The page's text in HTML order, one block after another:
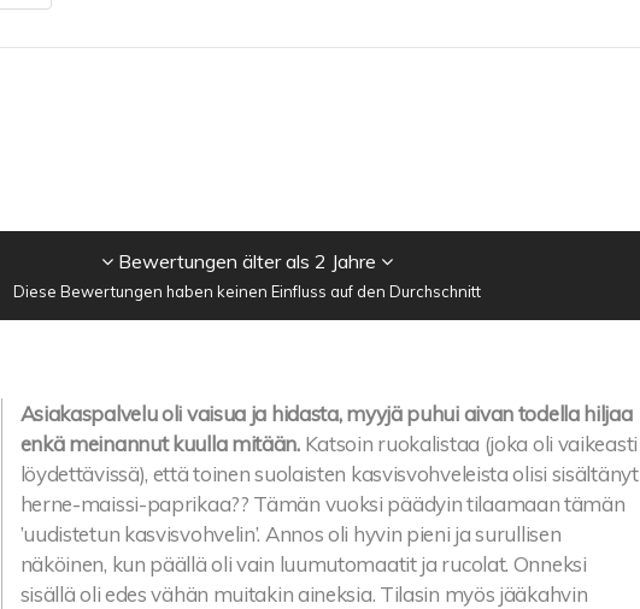
Bewertungen älter als 2 Jahre
Diese Bewertungen haben keinen Einfluss auf den Durchschnitt
Asiakaspalvelu oli vaisua ja hidasta, myyjä puhui aivan todella hiljaa
enkä meinannut kuulla mitään. Katsoin ruokalistaa (joka oli vaikeasti
löydettävissä), että toinen suolaisten kasvisvohveleista olisi sisältänyt
herne-maissi-paprikaa?? Tämän vuoksi päädyin tilaamaan tämän
’uudistetun kasvisvohvelin’. Annos oli hyvin pieni ja surullisen
näköinen, kun päällä oli vain luumutomaatit ja rucolat. Onneksi
sisällä oli edes vähän muitakin aineksia. Tilasin myös jääkahvin